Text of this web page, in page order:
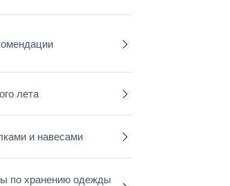
лета
и навесами
по хранению одежды